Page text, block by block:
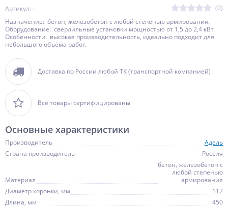
Артикул: -
(0)
Назначение: бетон, железобетон с любой степенью армирования.
Оборудование: сверлильные установки мощностью от 1,5 до 2,4 кВт.
Особенности: высокая производительность, идеально подходит для
небольшого объёма работ.
Доставка по России любой ТК (транспортной компанией)
Все товары сертифицированы
Основные характеристики
Производитель
Адель
Страна производитель
Россия
Материал
бетон, железобетон с
любой степенью
армирования
Диаметр коронки, мм
112
Длина, мм
450